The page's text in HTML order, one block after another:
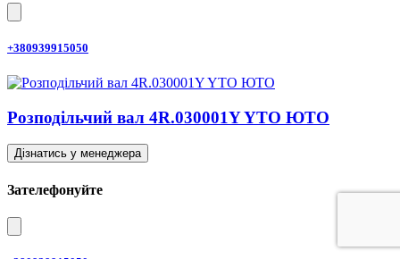
+380939915050
Розподільчий вал 4R.030001Y YTO ЮТО
Дізнатись у менеджера
Зателефонуйте